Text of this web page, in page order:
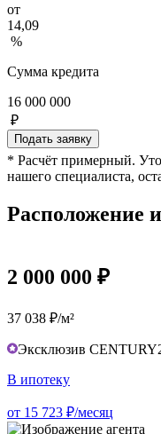
от
14,09
%
Сумма кредита
16 000 000
₽
Подать заявку
* Расчёт примерный.
нашего специалиста,
Расположение
2 000 000 ₽
37 038 ₽/м²
Эксклюзив
В ипотеку
от 15 723 ₽/месяц